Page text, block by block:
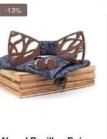
-13%